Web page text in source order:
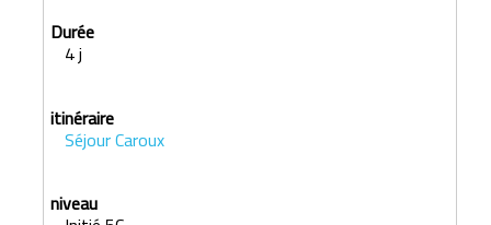
4 j
Séjour Caroux